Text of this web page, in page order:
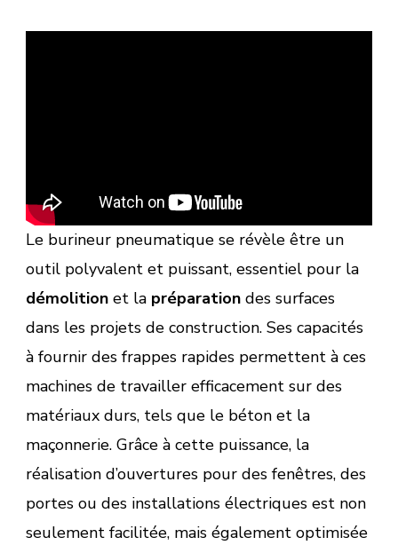
Le burineur pneumatique se révèle être un
outil polyvalent et puissant, essentiel pour la
démolition et la préparation des surfaces
dans les projets de construction. Ses capacités
à fournir des frappes rapides permettent à ces
machines de travailler efficacement sur des
matériaux durs, tels que le béton et la
maçonnerie. Grâce à cette puissance, la
réalisation d’ouvertures pour des fenêtres, des
portes ou des installations électriques est non
seulement facilitée, mais également optimisée